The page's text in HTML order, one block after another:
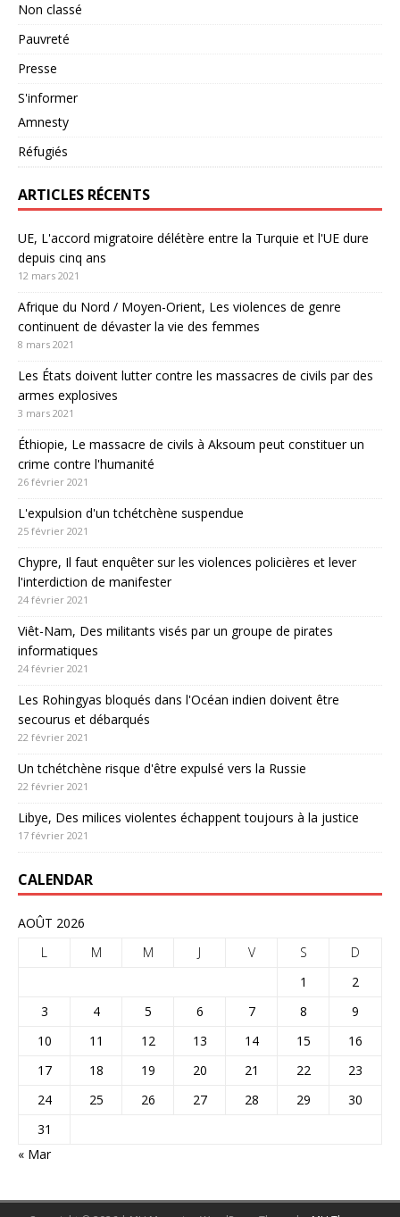
Non classé
Pauvreté
Presse
S'informer
Amnesty
Réfugiés
ARTICLES RÉCENTS
UE, L'accord migratoire délétère entre la Turquie et l'UE dure
depuis cinq ans
12 mars 2021
Afrique du Nord / Moyen-Orient, Les violences de genre
continuent de dévaster la vie des femmes
8 mars 2021
Les États doivent lutter contre les massacres de civils par des
armes explosives
3 mars 2021
Éthiopie, Le massacre de civils à Aksoum peut constituer un
crime contre l'humanité
26 février 2021
L'expulsion d'un tchétchène suspendue
25 février 2021
Chypre, Il faut enquêter sur les violences policières et lever
l'interdiction de manifester
24 février 2021
Viêt-Nam, Des militants visés par un groupe de pirates
informatiques
24 février 2021
Les Rohingyas bloqués dans l'Océan indien doivent être
secourus et débarqués
22 février 2021
Un tchétchène risque d'être expulsé vers la Russie
22 février 2021
Libye, Des milices violentes échappent toujours à la justice
17 février 2021
CALENDAR
AOÛT 2026
L
M M J V S
D
1
2
3
4 5 6 7 8
9
10
11 12 13 14 15
16
17
18 19 20 21 22
23
24
25 26 27 28 29
30
31
« Mar